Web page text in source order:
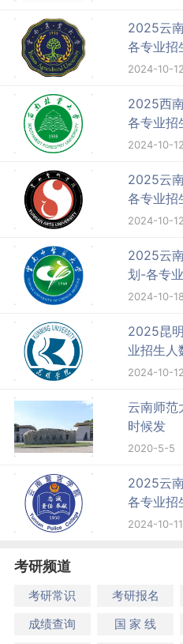
2025云
各专业招
2024-10-12
2025西
各专业招
2024-10-12
2025云
各专业招
2024-10-12
2025云
划-各专
2024-10-18
2025昆
业招生人
2024-10-12
云南师范
时候发
2020-5-5
2025云
各专业招
2024-10-11
考研频道
考研常识 考研报名
成绩查询
国 家 线